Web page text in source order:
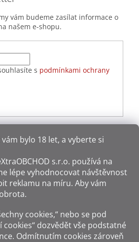
bylo 18 let, a vyberte si
s.r.o. používá na
lépe vyhodnocovat návštěvnost
reklamu na míru. Aby vám
cookies,“ nebo se pod
cookies“ dozvědět vše podstatné
Odmítnutím cookies zároveň
vám budeme zasílat informace o
našem e-shopu.
s podmínkami ochrany
dopravy: